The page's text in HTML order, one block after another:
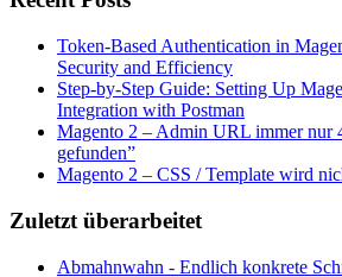
Token-Based Authentication in
Security and Efficiency
Step-by-Step Guide: Setting Up
Integration with Postman
Magento 2 – Admin URL immer nur
gefunden”
Magento 2 – CSS / Template wird
Zuletzt überarbeitet
Abmahnwahn - Endlich konkrete